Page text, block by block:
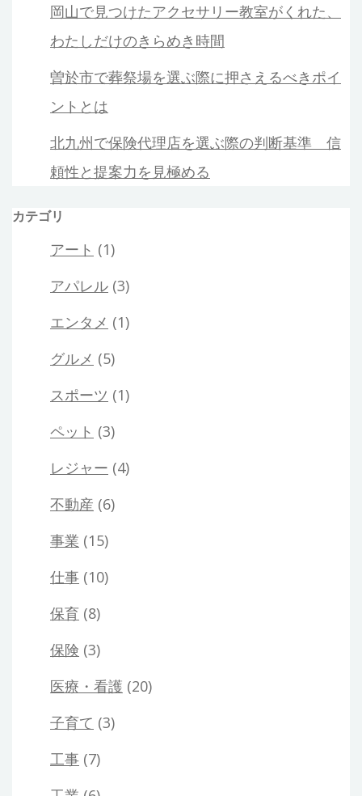
岡山で見つけたアクセサリー教室がくれた、
わたしだけのきらめき時間
曽於市で葬祭場を選ぶ際に押さえるべきポイ
ントとは
北九州で保険代理店を選ぶ際の判断基準 信
頼性と提案力を見極める
カテゴリ
アート (1)
アパレル (3)
エンタメ (1)
グルメ (5)
スポーツ (1)
ペット (3)
レジャー (4)
不動産 (6)
事業 (15)
仕事 (10)
保育 (8)
保険 (3)
医療・看護 (20)
子育て (3)
工事 (7)